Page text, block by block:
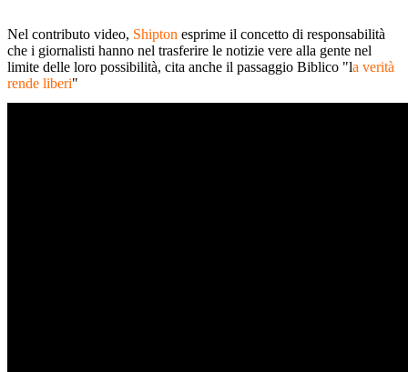
Nel contributo video, Shipton esprime il concetto di responsabilità
che i giornalisti hanno nel trasferire le notizie vere alla gente nel
limite delle loro possibilità, cita anche il passaggio Biblico "la verità
rende liberi"